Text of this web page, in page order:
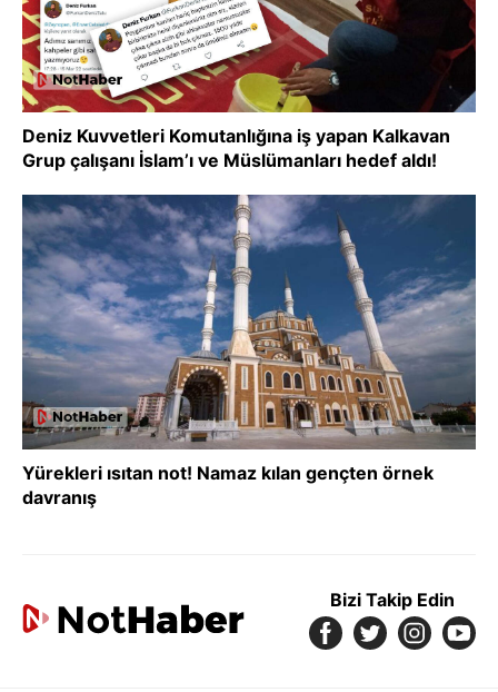
Deniz Kuvvetleri Komutanlığına iş yapan Kalkavan
Grup çalışanı İslam’ı ve Müslümanları hedef aldı!
Yürekleri ısıtan not! Namaz kılan gençten örnek
davranış
Bizi Takip Edin